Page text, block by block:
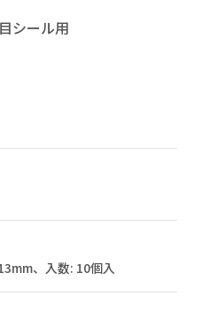
シール用
、入数: 10個入